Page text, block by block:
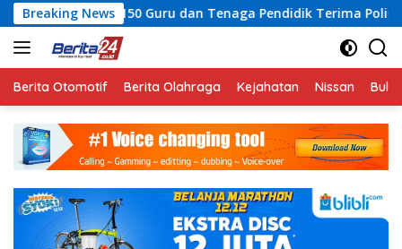
Langsung
ke
konten
Breaking News
dan Tenaga Pendidik Terima Polis Asuransi Jiwa
Berita Otomotif Berita Olahraga Kejahatan Nissan